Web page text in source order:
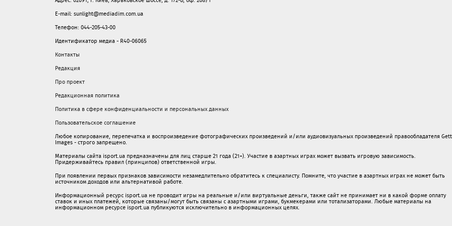
E-mail: sunlight@mediadim.com.ua
Телефон: 044-205-43-00
Идентификатор медиа - R40-06065
Контакты
Редакция
Про проект
Редакционная политика
Политика в сфере конфиденциальности и персональных данных
Пользовательское соглашение
Любое копирование, перепечатка и воспроизведение фотографических произведений и/или аудиовизуальных произведений правообладателя
Images - строго запрещено.
Материалы сайта isport.ua предназначены для лиц старше 21 года (21+). Участие в азартных играх может вызвать игровую зависимость.
Придерживайтесь правил (принципов) ответственной игры.
При появлении первых признаков зависимости незамедлительно обратитесь к специалисту. Помните, что участие в азартных играх не может быть
источником доходов или альтернативой работе.
Информационный ресурс isport.ua не проводит игры на реальные и/или виртуальные деньги, также сайт не принимает ни в какой форме oплaту
ставок и иных платежей, которые связаны/могут быть связаны c азартными игрaми, букмекерами или тотализаторами. Любые материалы на
информационном ресурсе isport.ua публикуютcя исключительно в информационных целях.